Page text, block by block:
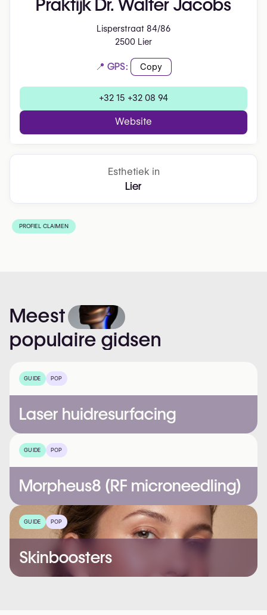
Praktijk Dr. Walter Jacobs
Lisperstraat 84/86
2500 Lier
📍 GPS: Copy
+32 15 +32 08 94
Website
Esthetiek in
Lier
PROFIEL CLAIMEN
Meest
populaire gidsen
GUIDE POP
Laser huidresurfacing
GUIDE POP
Morpheus8 (RF microneedling)
GUIDE POP
Skinboosters